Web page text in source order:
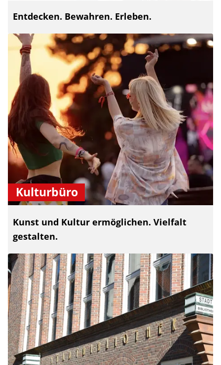
Entdecken. Bewahren. Erleben.
Kulturbüro
Kunst und Kultur ermöglichen. Vielfalt
gestalten.